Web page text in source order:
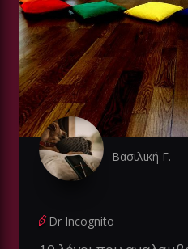
Βασιλική Γ.
Dr Incognito